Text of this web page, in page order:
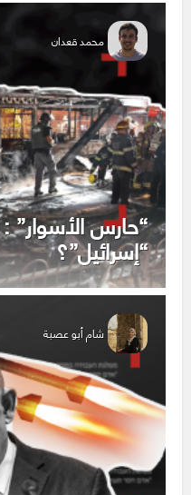
محمد قعدان
“حارس
“إسرائيل”؟
شام أبو عصبة